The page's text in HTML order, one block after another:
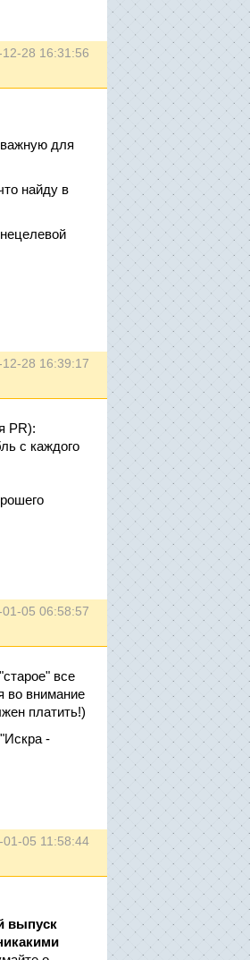
12-28 16:31:56
важную для
найду в
12-28 16:39:17
PR):
с каждого
01-05 06:58:57
все
во внимание
платить!)
-
01-05 11:58:44
выпуск